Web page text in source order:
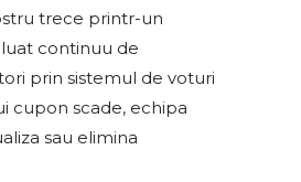
trece printr-un
continuu de
prin sistemul de voturi
cupon scade, echipa
sau elimina